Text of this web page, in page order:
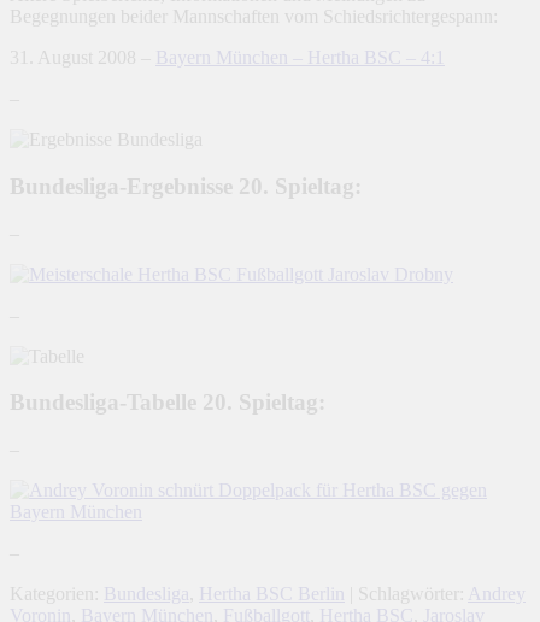
Begegnungen beider Mannschaften vom Schiedsrichtergespann:
31. August 2008 –
Bayern München – Hertha BSC – 4:1
Bundesliga-Ergebnisse 20. Spieltag:
Bundesliga-Tabelle 20. Spieltag:
Kategorien:
Bundesliga Hertha BSC Berlin | Schlagwörter:
Andrey
Voronin
Bayern München Fußballgott Hertha BSC Jaroslav